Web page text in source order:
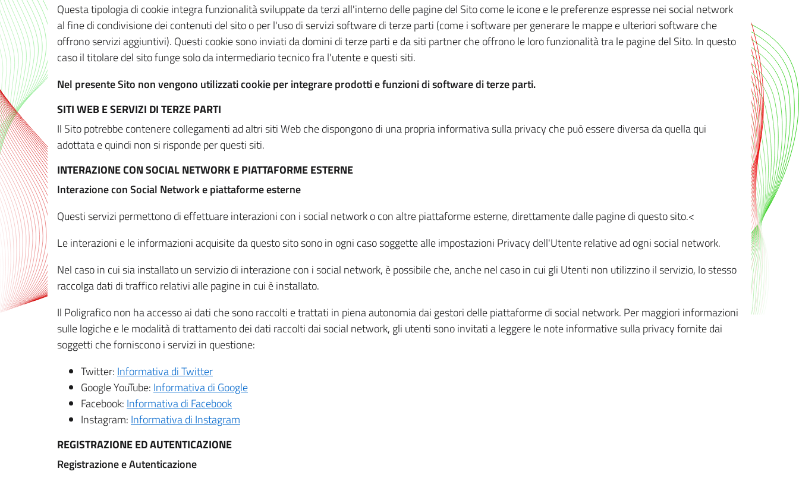
Questa tipologia di cookie integra funzionalità sviluppate da terzi all'interno delle pagine del Sito come le icone e le preferenze espresse nei social network
al fine di condivisione dei contenuti del sito o per l'uso di servizi software di terze parti (come i software per generare le mappe e ulteriori software che
offrono servizi aggiuntivi). Questi cookie sono inviati da domini di terze parti e da siti partner che offrono le loro funzionalità tra le pagine del Sito. In questo
caso il titolare del sito funge solo da intermediario tecnico fra l'utente e questi siti.
Nel presente Sito non vengono utilizzati cookie per integrare prodotti e funzioni di software di terze parti.
SITI WEB E SERVIZI DI TERZE PARTI
Il Sito potrebbe contenere collegamenti ad altri siti Web che dispongono di una propria informativa sulla privacy che può essere diversa da quella qui
adottata e quindi non si risponde per questi siti.
INTERAZIONE CON SOCIAL NETWORK E PIATTAFORME ESTERNE
Interazione con Social Network e piattaforme esterne
Questi servizi permettono di effettuare interazioni con i social network o con altre piattaforme esterne, direttamente dalle pagine di questo sito.<
Le interazioni e le informazioni acquisite da questo sito sono in ogni caso soggette alle impostazioni Privacy dell'Utente relative ad ogni social network.
Nel caso in cui sia installato un servizio di interazione con i social network, è possibile che, anche nel caso in cui gli Utenti non utilizzino il servizio, lo stesso
raccolga dati di traffico relativi alle pagine in cui è installato.
Il Poligrafico non ha accesso ai dati che sono raccolti e trattati in piena autonomia dai gestori delle piattaforme di social network. Per maggiori informazioni
sulle logiche e le modalità di trattamento dei dati raccolti dai social network, gli utenti sono invitati a leggere le note informative sulla privacy fornite dai
soggetti che forniscono i servizi in questione:
Twitter: Informativa di Twitter
Google YouTube: Informativa di Google
Facebook: Informativa di Facebook
Instagram: Informativa di Instagram
REGISTRAZIONE ED AUTENTICAZIONE
Registrazione e Autenticazione